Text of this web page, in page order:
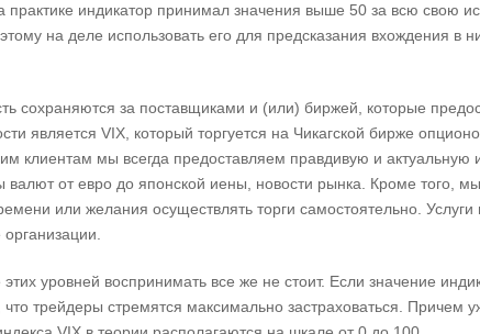
практике индикатор принимал значения выше 50 за всю свою
на деле использовать его для предсказания вхождения в
сохраняются за поставщиками и (или) биржей, которые
является VIX, который торгуется на Чикагской бирже
клиентам мы всегда предоставляем правдивую и
от евро до японской иены, новости рынка. Кроме того,
или желания осуществлять торги самостоятельно.
уровней воспринимать все же не стоит. Если значение
трейдеры стремятся максимально застраховаться. Причем